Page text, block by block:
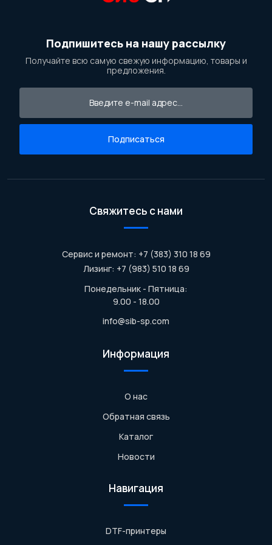
Подпишитесь на нашу рассылку
Получайте всю самую свежую информацию, товары и
предложения.
Подписаться
Свяжитесь с нами
Сервис и ремонт: +7 (383) 310 18 69
Лизинг: +7 (983) 510 18 69
Понедельник - Пятница:
9.00 - 18.00
info@sib-sp.com
Информация
О нас
Обратная связь
Каталог
Новости
Навигация
DTF-принтеры